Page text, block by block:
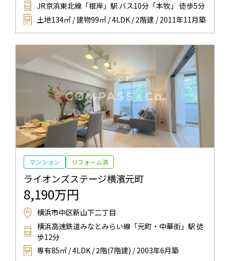
JR京浜東北線「根岸」駅 バス10分「本牧」 徒歩5分
土地134㎡ / 建物99㎡ / 4LDK / 2階建 / 2011年11月築
マンション リフォーム済
ライオンズステージ横濱元町
8,190万円
横浜市中区新山下二丁目
横浜高速鉄道みなとみらい線「元町・中華街」駅 徒
歩12分
専有85㎡ / 4LDK / 2階(7階建) / 2003年6月築